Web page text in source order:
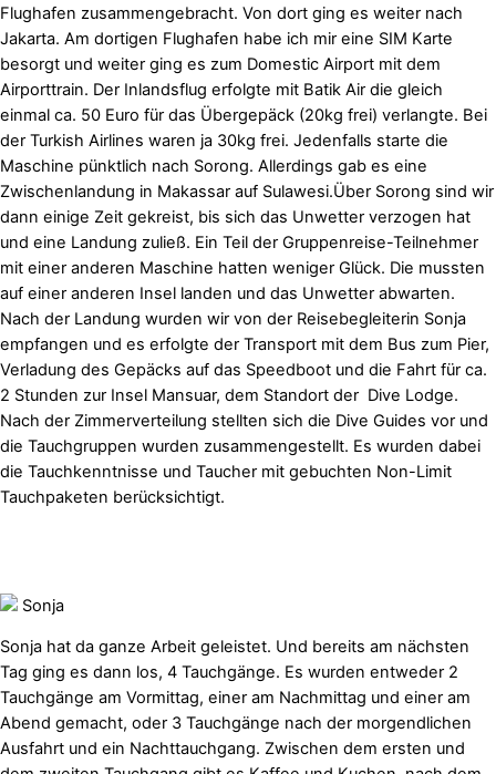
Flughafen zusammengebracht. Von dort ging es weiter nach
Jakarta. Am dortigen Flughafen habe ich mir eine SIM Karte
besorgt und weiter ging es zum Domestic Airport mit dem
Airporttrain. Der Inlandsflug erfolgte mit Batik Air die gleich
einmal ca. 50 Euro für das Übergepäck (20kg frei) verlangte. Bei
der Turkish Airlines waren ja 30kg frei. Jedenfalls starte die
Maschine pünktlich nach Sorong. Allerdings gab es eine
Zwischenlandung in Makassar auf Sulawesi.Über Sorong sind wir
dann einige Zeit gekreist, bis sich das Unwetter verzogen hat
und eine Landung zuließ. Ein Teil der Gruppenreise-Teilnehmer
mit einer anderen Maschine hatten weniger Glück. Die mussten
auf einer anderen Insel landen und das Unwetter abwarten.
Nach der Landung wurden wir von der Reisebegleiterin Sonja
empfangen und es erfolgte der Transport mit dem Bus zum Pier,
Verladung des Gepäcks auf das Speedboot und die Fahrt für ca.
2 Stunden zur Insel Mansuar, dem Standort der Dive Lodge.
Nach der Zimmerverteilung stellten sich die Dive Guides vor und
die Tauchgruppen wurden zusammengestellt. Es wurden dabei
die Tauchkenntnisse und Taucher mit gebuchten Non-Limit
Tauchpaketen berücksichtigt.
Sonja
Sonja hat da ganze Arbeit geleistet. Und bereits am nächsten
Tag ging es dann los, 4 Tauchgänge. Es wurden entweder 2
Tauchgänge am Vormittag, einer am Nachmittag und einer am
Abend gemacht, oder 3 Tauchgänge nach der morgendlichen
Ausfahrt und ein Nachttauchgang. Zwischen dem ersten und